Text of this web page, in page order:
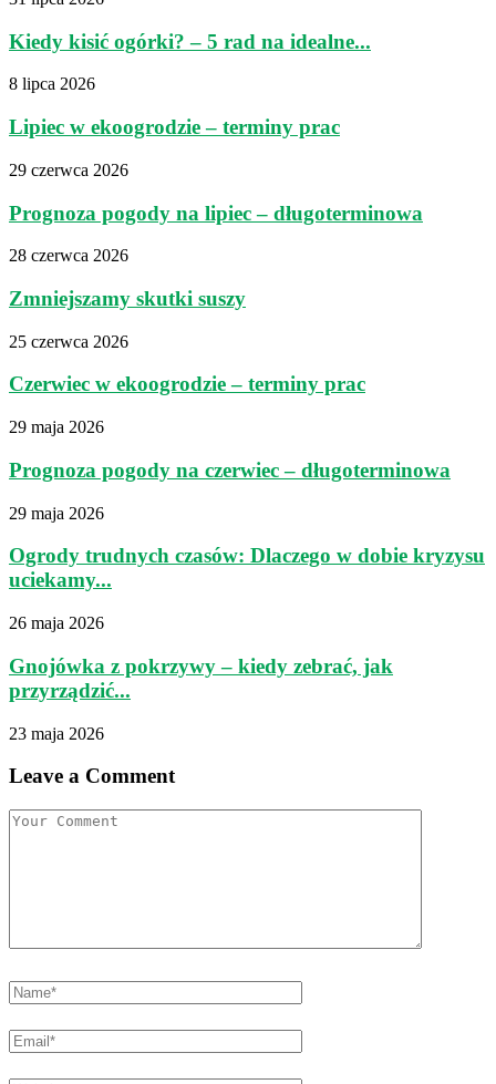
Kiedy kisić ogórki? – 5 rad na idealne...
8 lipca 2026
Lipiec w ekoogrodzie – terminy prac
29 czerwca 2026
Prognoza pogody na lipiec – długoterminowa
28 czerwca 2026
Zmniejszamy skutki suszy
25 czerwca 2026
Czerwiec w ekoogrodzie – terminy prac
29 maja 2026
Prognoza pogody na czerwiec – długoterminowa
29 maja 2026
Ogrody trudnych czasów: Dlaczego w dobie kryzysu
uciekamy...
26 maja 2026
Gnojówka z pokrzywy – kiedy zebrać, jak
przyrządzić...
23 maja 2026
Leave a Comment